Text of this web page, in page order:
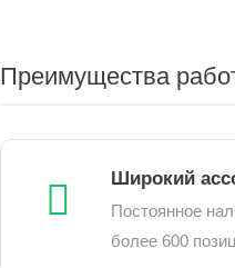
Преимущества
Широкий
Постоянное
более 600